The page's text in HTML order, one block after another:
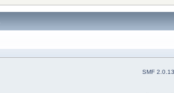
SMF 2.0.13